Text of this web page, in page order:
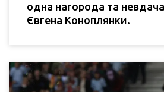
одна нагорода та
Євгена Коноплянки.